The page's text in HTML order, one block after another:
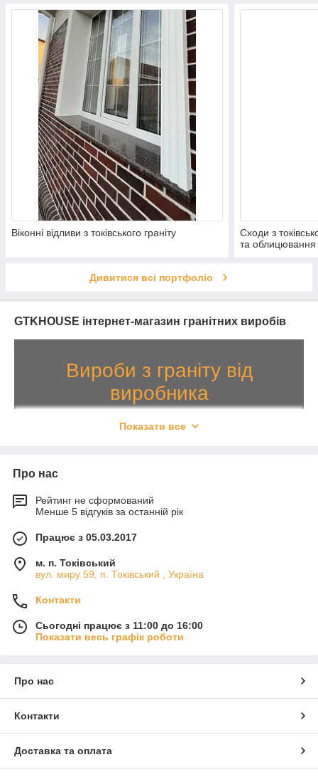
Віконні відливи з токівського граніту
Сходи з
та облицювання
Дивитися всі портфоліо
GTKHOUSE інтернет-магазин гранітних виробів
Вироби з граніту від
виробника
15років успішної роботи!
тощо. Пропонуємо мінімальні ціни завдяки закупівлі
сировини в місцях видобутку. Виконуємо індивідуальні
замовлення. Доставляємо по всій Україні.
Переглянути пропозиції
експлуатаційним якостям, красивому
зовнішньому вигляду, а також
ідеальним варіантом для дому та вулиці.
У нас ви можете купити плитку різної
товщини, розмірів та дизайнів.
Показати все
Про нас
Рейтинг не сформований
Менше 5 відгуків за останній рік
Працює з 05.03.2017
м. п. Токівський
вул. миру 59, п. Токівський , Україна
Контакти
Сьогодні працює з 11:00 до 16:00
Показати весь графік роботи
Про нас
Контакти
Доставка та оплата